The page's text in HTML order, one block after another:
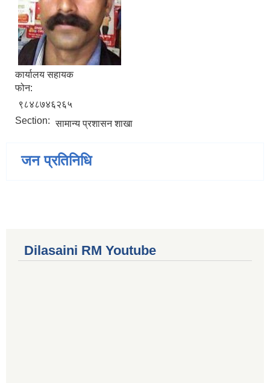
कार्यालय सहायक
फोन:
९८४८७४६२६५
Section: सामान्य प्रशासन शाखा
जन प्रतिनिधि
Dilasaini RM Youtube